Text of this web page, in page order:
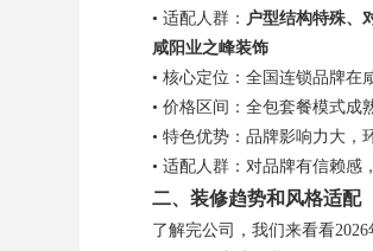
• 适配人群： 户型结构特殊、
咸阳业之峰装饰
• 核心定位：全国连锁品牌在
• 价格区间：全包套餐模式成
• 特色优势：品牌影响力大，
• 适配人群：对品牌有信赖感
二、装修趋势和风格适配
了解完公司，我们来看看